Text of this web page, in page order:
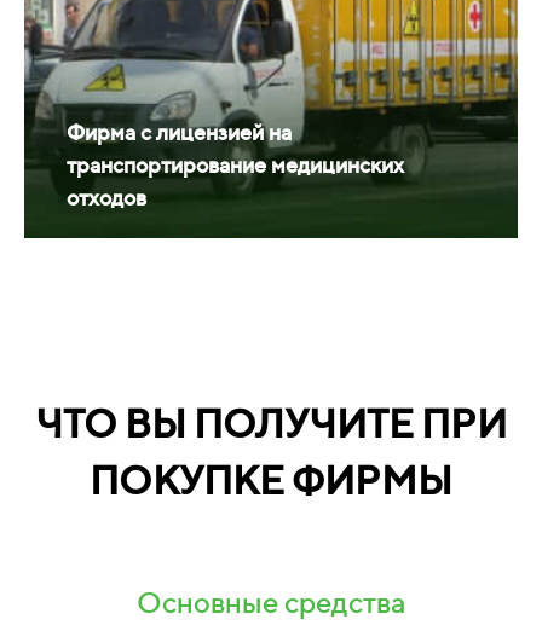
Фирма с лицензией на
транспортирование медицинских
отходов
ЧТО ВЫ ПОЛУЧИТЕ ПРИ
ПОКУПКЕ ФИРМЫ
Основные средства